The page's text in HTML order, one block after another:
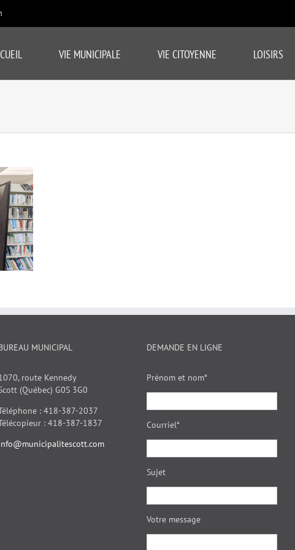
VIE MUNICIPALE VIE CITOYENNE LOISIRS
MUNICIPAL
route Kennedy
(Québec) G0S 3G0
: 418-387-2037
: 418-387-1837
DEMANDE EN LIGNE
Prénom et nom*
Courriel*
Sujet
Votre message